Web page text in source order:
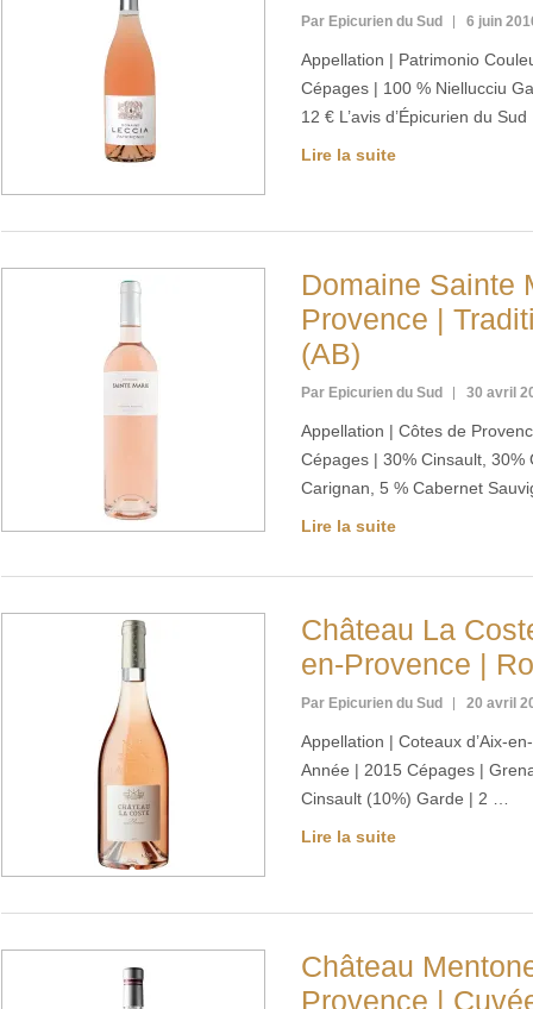
Par Epicurien du Sud 6 juin
Appellation | Patrimonio
Cépages | 100 % Niellucciu
12 € L’avis d’Épicurien du
Lire la suite
Domaine Sainte
Provence |
(AB)
Par Epicurien du Sud 30 avril
Appellation | Côtes de
Cépages | 30% Cinsault, 30%
Carignan, 5 % Cabernet
Lire la suite
Château La
en-Provence |
Par Epicurien du Sud 20 avril
Appellation | Coteaux d’Aix-
Année | 2015 Cépages |
Cinsault (10%) Garde | 2 …
Lire la suite
Château
Provence |